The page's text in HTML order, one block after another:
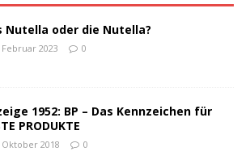
Nutella oder die Nutella?
Februar 2023 0
1952: BP – Das Kennzeichen für
PRODUKTE
Oktober 2018 0